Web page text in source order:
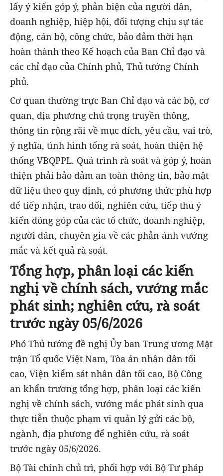
lấy ý kiến góp ý, phản biện của người dân,
doanh nghiệp, hiệp hội, đối tượng chịu sự tác
động, cán bộ, công chức, bảo đảm thời hạn
hoàn thành theo Kế hoạch của Ban Chỉ đạo và
các chỉ đạo của Chính phủ, Thủ tướng Chính
phủ.
Cơ quan thường trực Ban Chỉ đạo và các bộ, cơ
quan, địa phương chú trọng truyền thông,
thông tin rộng rãi về mục đích, yêu cầu, vai trò,
ý nghĩa, tình hình tổng rà soát, hoàn thiện hệ
thống VBQPPL. Quá trình rà soát và góp ý, hoàn
thiện phải bảo đảm an toàn thông tin, bảo mật
dữ liệu theo quy định, có phương thức phù hợp
để tiếp nhận, trao đổi, nghiên cứu, tiếp thu ý
kiến đóng góp của các tổ chức, doanh nghiệp,
người dân, chuyên gia về các phản ánh vướng
mắc và kết quả rà soát.
Tổng hợp, phân loại các kiến
nghị về chính sách, vướng mắc
phát sinh; nghiên cứu,rà soát
trước ngày 05/6/2026
Phó Thủ tướng đề nghị Ủy ban Trung ương Mặt
trận Tổ quốc Việt Nam, Tòa án nhân dân tối
cao, Viện kiểm sát nhân dân tối cao, Bộ Công
an khẩn trương tổng hợp, phân loại các kiến
nghị về chính sách, vướng mắc phát sinh qua
thực tiễn thuộc phạm vi quản lý gửi các bộ,
ngành, địa phương để nghiên cứu, rà soát
trước ngày 05/6/2026.
Bộ Tài chính chủ trì, phối hợp với Bộ Tư pháp